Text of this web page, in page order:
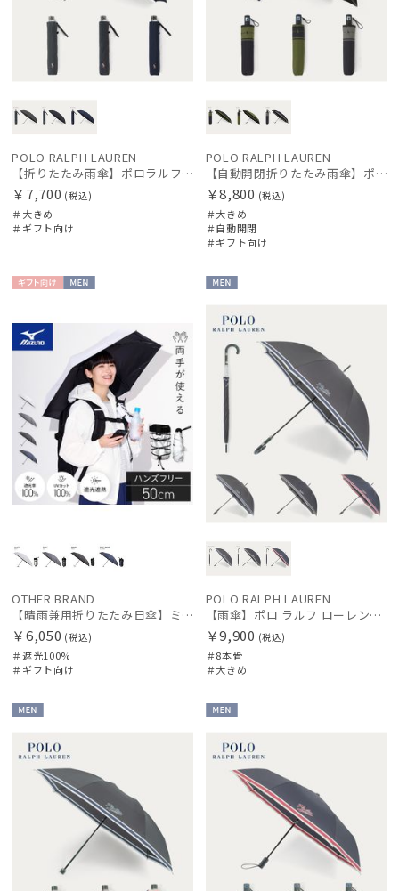
POLO RALPH LAUREN
【折りたたみ雨傘】ポロラルフ ローレン (POLO RALPH LAUREN) ストライプ 大きめ70cm
￥7,700 (税込)
＃大きめ
＃ギフト向け
POLO RALPH LAUREN
【自動開閉折りたたみ雨傘】ポロラルフ ローレン (POLO RALPH LAUREN) ストライプ 大きめ60cm ワンタッチ開閉
￥8,800 (税込)
＃大きめ
＃自動開閉
＃ギフト向け
OTHER BRAND
【晴雨兼用折りたたみ日傘】ミズノ（MIZUNO）ハンズフリー 遮光100% 遮熱 UV100％ 軽量
￥6,050 (税込)
＃遮光100%
＃ギフト向け
POLO RALPH LAUREN
【雨傘】ポロ ラルフ ローレン（POLO RALPH LAUREN）ボーダー 大きめ65cm
￥9,900 (税込)
＃8本骨
＃大きめ